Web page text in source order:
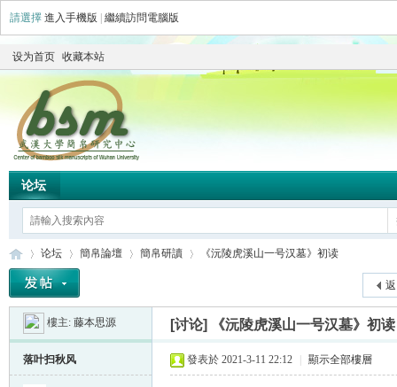
請選擇 進入手機版 繼續訪問電腦版
设为首页 收藏本站
论坛
»
论坛
›
簡帛論壇 簡帛研讀
›
《沅陵虎溪山一号汉墓》初读
樓主: 藤本思源 [讨论] 《沅陵虎溪山一号汉墓》初读
落叶扫秋风 發表於 2021-3-11 22:12 顯示全部樓層